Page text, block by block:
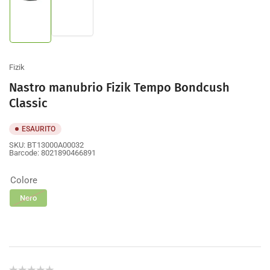
galleria
galleria
Fizik
Nastro manubrio Fizik Tempo Bondcush
Classic
ESAURITO
SKU: BT13000A00032
Barcode: 8021890466891
Colore
Nero